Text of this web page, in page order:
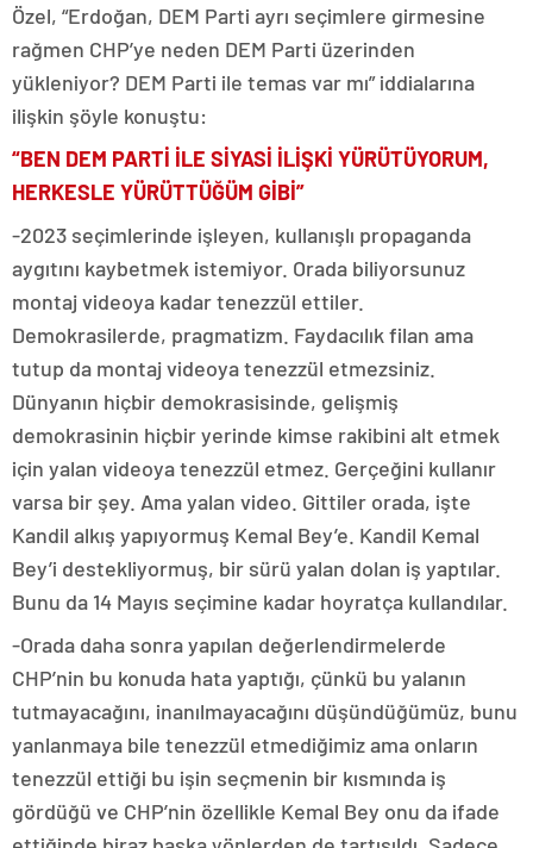
Özel, “Erdoğan, DEM Parti ayrı seçimlere girmesine
rağmen CHP’ye neden DEM Parti üzerinden
yükleniyor? DEM Parti ile temas var mı” iddialarına
ilişkin şöyle konuştu:
“BEN DEM PARTİ İLE SİYASİ İLİŞKİ YÜRÜTÜYORUM,
HERKESLE YÜRÜTTÜĞÜM GİBİ”
-2023 seçimlerinde işleyen, kullanışlı propaganda
aygıtını kaybetmek istemiyor. Orada biliyorsunuz
montaj videoya kadar tenezzül ettiler.
Demokrasilerde, pragmatizm. Faydacılık filan ama
tutup da montaj videoya tenezzül etmezsiniz.
Dünyanın hiçbir demokrasisinde, gelişmiş
demokrasinin hiçbir yerinde kimse rakibini alt etmek
için yalan videoya tenezzül etmez. Gerçeğini kullanır
varsa bir şey. Ama yalan video. Gittiler orada, işte
Kandil alkış yapıyormuş Kemal Bey’e. Kandil Kemal
Bey’i destekliyormuş, bir sürü yalan dolan iş yaptılar.
Bunu da 14 Mayıs seçimine kadar hoyratça kullandılar.
-Orada daha sonra yapılan değerlendirmelerde
CHP’nin bu konuda hata yaptığı, çünkü bu yalanın
tutmayacağını, inanılmayacağını düşündüğümüz, bunu
yanlanmaya bile tenezzül etmediğimiz ama onların
tenezzül ettiği bu işin seçmenin bir kısmında iş
gördüğü ve CHP’nin özellikle Kemal Bey onu da ifade